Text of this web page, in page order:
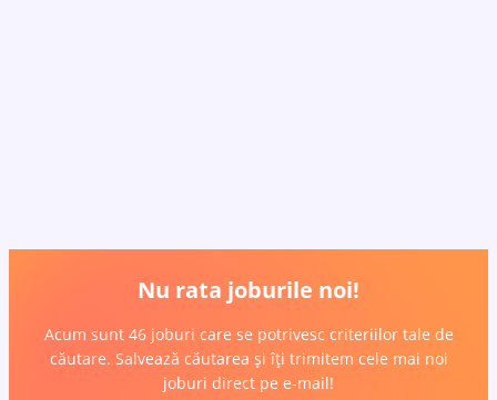
Nu rata joburile noi!
Acum sunt 46 joburi care se potrivesc criteriilor tale de
căutare. Salvează căutarea și îți trimitem cele mai noi
joburi direct pe e-mail!